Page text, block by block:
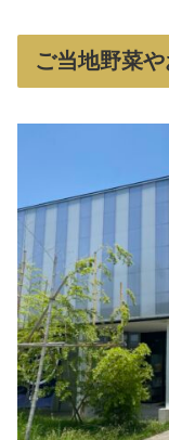
ご当地野菜